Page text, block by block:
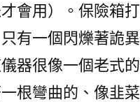
會用）。保險箱
有一個閃爍著詭
器很像一個老式
根彎曲的、像韭